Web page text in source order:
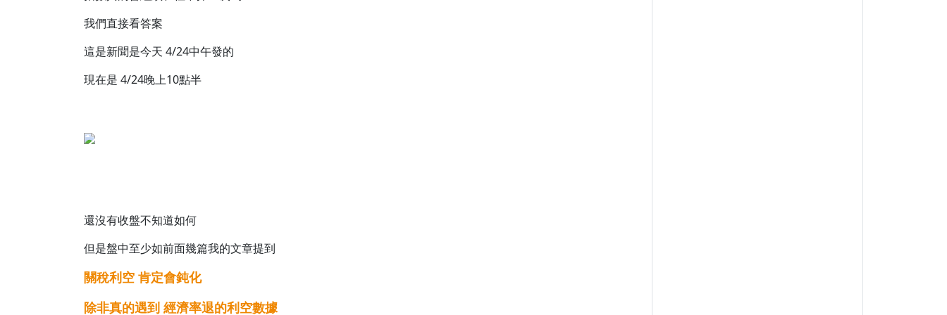
我們直接看答案
這是新聞是今天 4/24中午發的
現在是 4/24晚上10點半
還沒有收盤不知道如何
但是盤中至少如前面幾篇我的文章提到
關稅利空 肯定會鈍化
除非真的遇到 經濟率退的利空數據